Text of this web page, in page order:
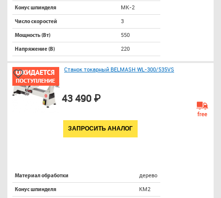
Конус шпинделя МК-2
Число скоростей 3
Мощность (Вт) 550
Напряжение (В) 220
Станок токарный BELMASH WL-300/535VS
43 490 ₽
ЗАПРОСИТЬ АНАЛОГ
free
Материал обработки дерево
Конус шпинделя КМ2